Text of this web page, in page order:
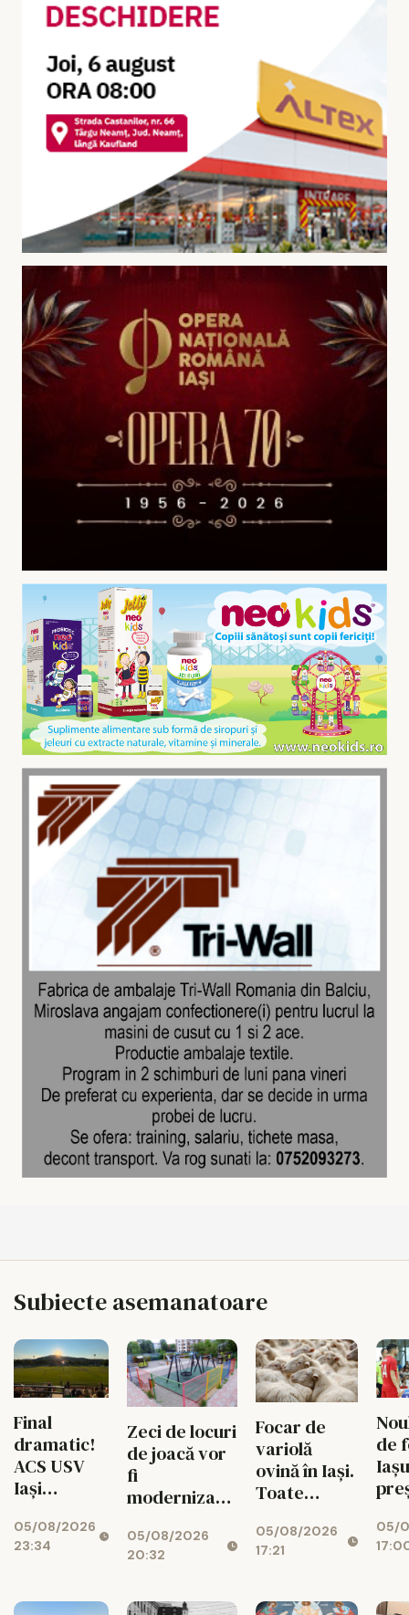
Subiecte asemanatoare
Final
dramatic!
ACS USV
Iași
scorul în
minutul
merge în
05/08/2026
23:34
Zeci de locuri
de joacă vor
fi
modernizate,
vor avea
zone de
05/08/2026
20:32
Focar de
variolă
ovină în Iași.
Toate
din județ
vor
05/08/2026
17:21
de
05/